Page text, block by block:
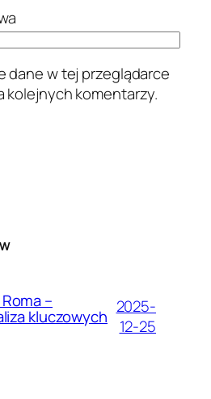
dane w tej przeglądarce
kolejnych komentarzy.
–
kluczowych 2025-
12-25